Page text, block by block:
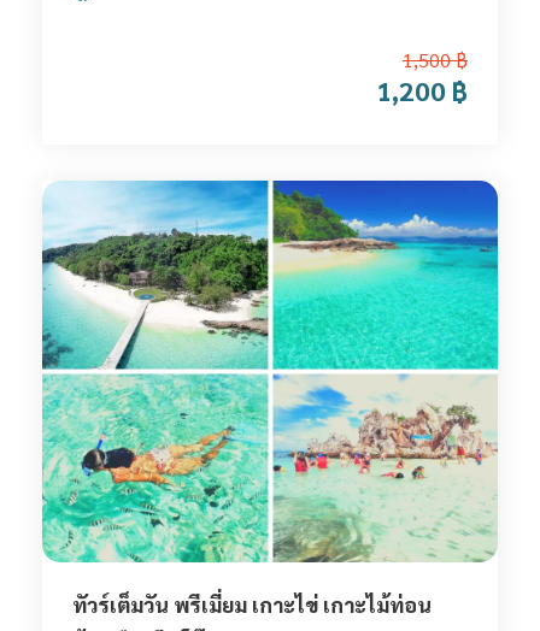
1,500 ฿
1,200 ฿
ทัวร์เต็มวัน พรีเมี่ยม เกาะไข่ เกาะไม้ท่อน